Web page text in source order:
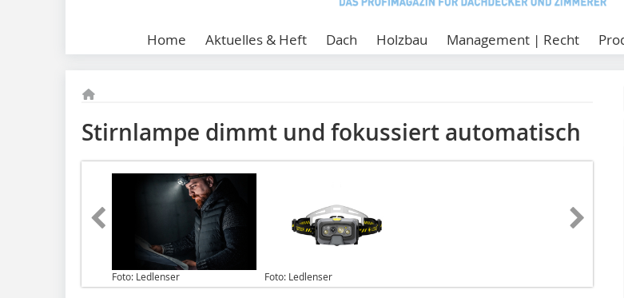
Home Aktuelles & Heft Dach Holzbau Management | Recht
Stirnlampe dimmt und fokussiert automatisch
Foto: Ledlenser Foto: Ledlenser